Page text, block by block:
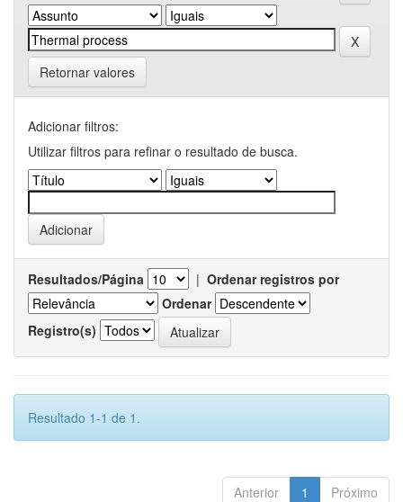
Retornar valores
Adicionar filtros:
Utilizar filtros para refinar o resultado de busca.
Resultados/Página | Ordenar registros por
Ordenar
Registro(s)
Resultado 1-1 de 1.
Anterior 1 Próximo